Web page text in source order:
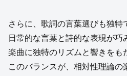
さらに、歌詞の言葉選びも独特
日常的な言葉と詩的な表現が巧
楽曲に独特のリズムと響きをも
このバランスが、相対性理論の